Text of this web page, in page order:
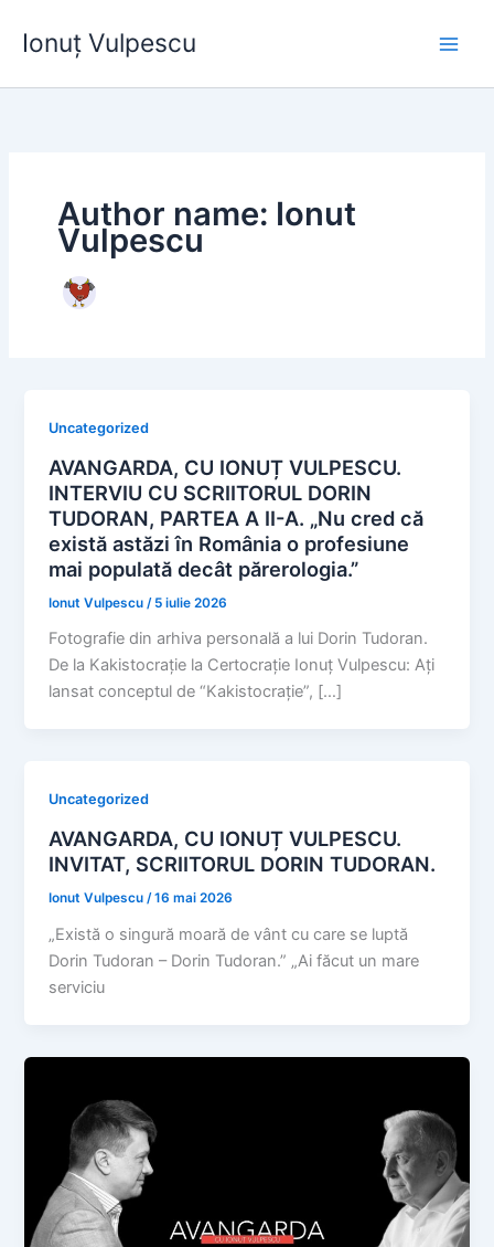
Ionuț Vulpescu
Author name: Ionut
Vulpescu
Uncategorized
AVANGARDA, CU IONUȚ VULPESCU.
INTERVIU CU SCRIITORUL DORIN
TUDORAN, PARTEA A II-A. „Nu cred că
există astăzi în România o profesiune
mai populată decât părerologia.”
Ionut Vulpescu / 5 iulie 2026
Fotografie din arhiva personală a lui Dorin Tudoran.
De la Kakistocrație la Certocrație Ionuț Vulpescu: Ați
lansat conceptul de “Kakistocrație”, […]
Uncategorized
AVANGARDA, CU IONUȚ VULPESCU.
INVITAT, SCRIITORUL DORIN TUDORAN.
Ionut Vulpescu/16 mai 2026
„Există o singură moară de vânt cu care se luptă
Dorin Tudoran – Dorin Tudoran.” „Ai făcut un mare
serviciu